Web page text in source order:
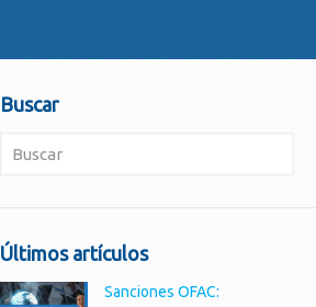
Buscar
Últimos artículos
Sanciones OFAC: